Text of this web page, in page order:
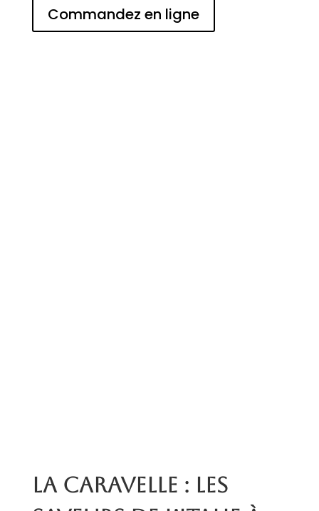
Commandez en ligne
La Caravelle : les